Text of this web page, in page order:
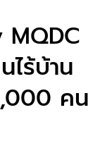
MQDC
ไร้บ้าน
คน